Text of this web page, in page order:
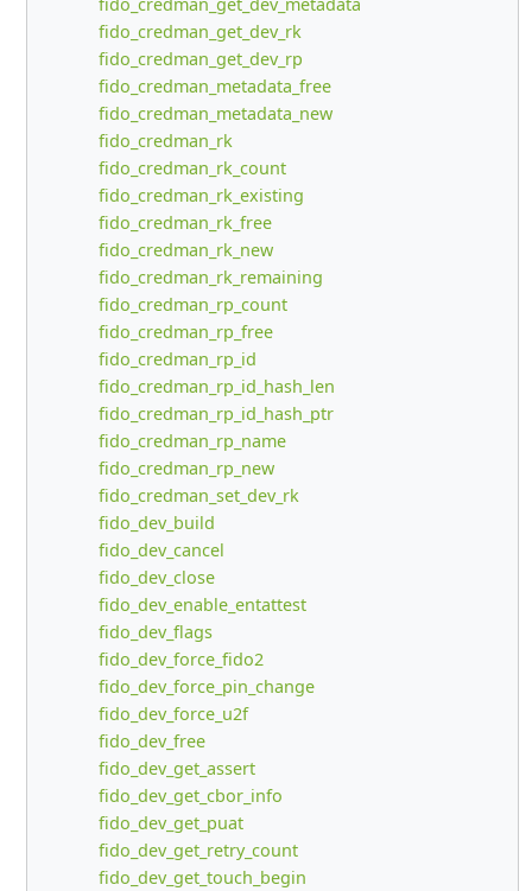
fido_credman_get_dev_rk
fido_credman_get_dev_rp
fido_credman_metadata_free
fido_credman_metadata_new
fido_credman_rk
fido_credman_rk_count
fido_credman_rk_existing
fido_credman_rk_free
fido_credman_rk_new
fido_credman_rk_remaining
fido_credman_rp_count
fido_credman_rp_free
fido_credman_rp_id
fido_credman_rp_id_hash_len
fido_credman_rp_id_hash_ptr
fido_credman_rp_name
fido_credman_rp_new
fido_credman_set_dev_rk
fido_dev_build
fido_dev_cancel
fido_dev_close
fido_dev_enable_entattest
fido_dev_flags
fido_dev_force_fido2
fido_dev_force_pin_change
fido_dev_force_u2f
fido_dev_free
fido_dev_get_assert
fido_dev_get_cbor_info
fido_dev_get_puat
fido_dev_get_retry_count
fido_dev_get_touch_begin